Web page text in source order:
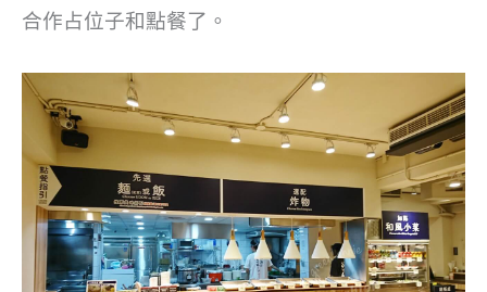
合作占位子和點餐了。